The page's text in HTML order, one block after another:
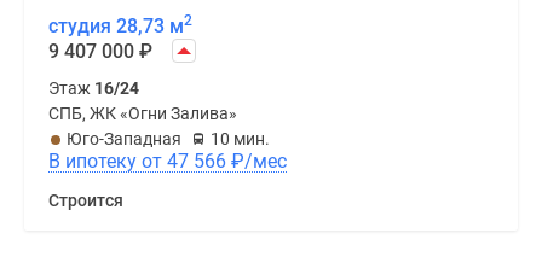
студия 28,73 м2
9 407 000 ₽
Этаж 16/24
СПБ, ЖК «Огни Залива»
Юго-Западная
10 мин.
В ипотеку от 47 566 ₽/мес
Строится